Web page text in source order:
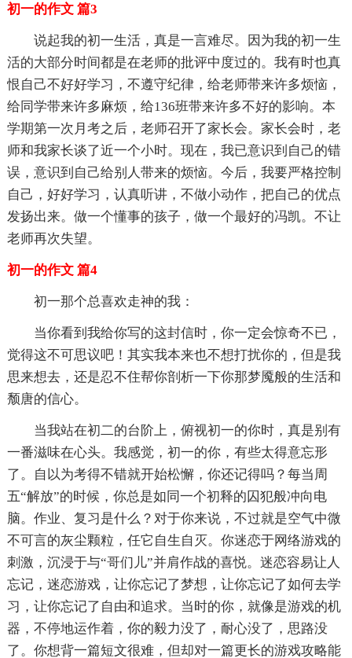
初一的作文 篇3
说起我的初一生活，真是一言难尽。因为我的初一生
活的大部分时间都是在老师的批评中度过的。我有时也真
恨自己不好好学习，不遵守纪律，给老师带来许多烦恼，
给同学带来许多麻烦，给136班带来许多不好的影响。本
学期第一次月考之后，老师召开了家长会。家长会时，老
师和我家长谈了近一个小时。现在，我已意识到自己的错
误，意识到自己给别人带来的烦恼。今后，我要严格控制
自己，好好学习，认真听讲，不做小动作，把自己的优点
发扬出来。做一个懂事的孩子，做一个最好的冯凯。不让
老师再次失望。
初一的作文 篇4
初一那个总喜欢走神的我：
当你看到我给你写的这封信时，你一定会惊奇不已，
觉得这不可思议吧！其实我本来也不想打扰你的，但是我
思来想去，还是忍不住帮你剖析一下你那梦魇般的生活和
颓唐的信心。
当我站在初二的台阶上，俯视初一的你时，真是别有
一番滋味在心头。我感觉，初一的你，有些太得意忘形
了。自以为考得不错就开始松懈，你还记得吗？每当周
五“解放”的时候，你总是如同一个初释的囚犯般冲向电
脑。作业、复习是什么？对于你来说，不过就是空气中微
不可言的灰尘颗粒，任它自生自灭。你迷恋于网络游戏的
刺激，沉浸于与“哥们儿”并肩作战的喜悦。迷恋容易让人
忘记，迷恋游戏，让你忘记了梦想，让你忘记了如何去学
习，让你忘记了自由和追求。当时的你，就像是游戏的机
器，不停地运作着，你的毅力没了，耐心没了，思路没
了。你想背一篇短文很难，但却对一篇更长的游戏攻略能